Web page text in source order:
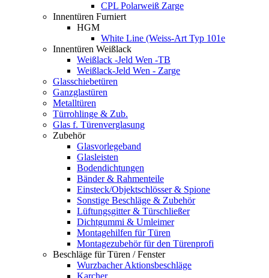
CPL Polarweiß Zarge
Innentüren Furniert
HGM
White Line (Weiss-Art Typ 101e
Innentüren Weißlack
Weißlack -Jeld Wen -TB
Weißlack-Jeld Wen - Zarge
Glasschiebetüren
Ganzglastüren
Metalltüren
Türrohlinge & Zub.
Glas f. Türenverglasung
Zubehör
Glasvorlegeband
Glasleisten
Bodendichtungen
Bänder & Rahmenteile
Einsteck/Objektschlösser & Spione
Sonstige Beschläge & Zubehör
Lüftungsgitter & Türschließer
Dichtgummi & Umleimer
Montagehilfen für Türen
Montagezubehör für den Türenprofi
Beschläge für Türen / Fenster
Wurzbacher Aktionsbeschläge